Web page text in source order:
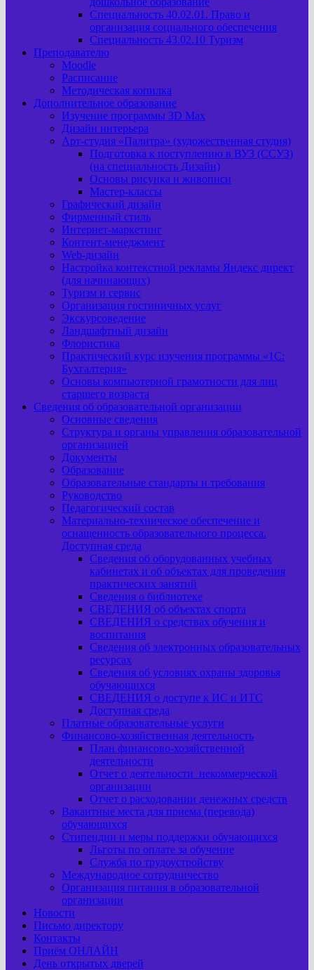
Специальность 40.02.01. Право и
организация социального обеспечения
Специальность 43.02.10 Туризм
Преподавателю
Moodle
Расписание
Методическая копилка
Дополнительное образование
Изучение программы 3D Max
Дизайн интерьера
Арт-cтудия «Палитра» (художественная студия)
Подготовка к поступлению в ВУЗ (ССУЗ)
(на специальность Дизайн)
Основы рисунка и живописи
Мастер-классы
Графический дизайн
Фирменный стиль
Интернет-маркетинг
Контент-менеджмент
Web-дизайн
Настройка контекстной рекламы Яндекс директ
(для начинающих)
Туризм и сервис
Организация гостиничных услуг
Экскурсоведение
Ландшафтный дизайн
Флористика
Практический курс изучения программы «1С:
Бухгалтерия»
Основы компьютерной грамотности для лиц
старшего возраста
Сведения об образовательной организации
Основные сведения
Структура и органы управления образовательной
организацией
Документы
Образование
Образовательные стандарты и требования
Руководство
Педагогический состав
Материально-техническое обеспечение и
оснащенность образовательного процесса.
Доступная среда
Сведения об оборудованных учебных
кабинетах и об объектах для проведения
практических занятий
Сведения о библиотеке
СВЕДЕНИЯ об объектах спорта
СВЕДЕНИЯ о средствах обучения и
воспитания
Сведения об электронных образовательных
ресурсах
Сведения об условиях охраны здоровья
обучающихся
СВЕДЕНИЯ о доступе к ИС и ИТС
Доступная среда
Платные образовательные услуги
Финансово-хозяйственная деятельность
План финансово-хозяйственной
деятельности
Отчет о деятельности некоммерческой
организации
Отчет о расходовании денежных средств
Вакантные места для приема (перевода)
обучающихся
Стипендии и меры поддержки обучающихся
Льготы по оплате за обучение
Служба по трудоустройству
Международное сотрудничество
Организация питания в образовательной
организации
Новости
Письмо директору
Контакты
Приём ОНЛАЙН
День открытых дверей